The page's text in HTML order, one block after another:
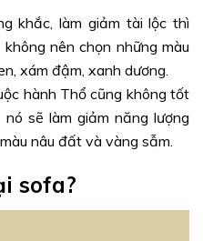
khắc, làm giảm tài lộc thì
nên chọn những màu
xám đậm, xanh dương.
hành Thổ cũng không tốt
sẽ làm giảm năng lượng
nâu đất và vàng sẫm.
sofa?